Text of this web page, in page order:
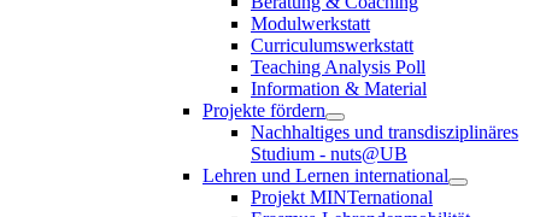
Modulwerkstatt
Curriculumswerkstatt
Teaching Analysis Poll
Information & Material
Projekte fördern
Nachhaltiges und transdisziplinäres
Studium - nuts@UB
Lehren und Lernen international
Projekt MINTernational